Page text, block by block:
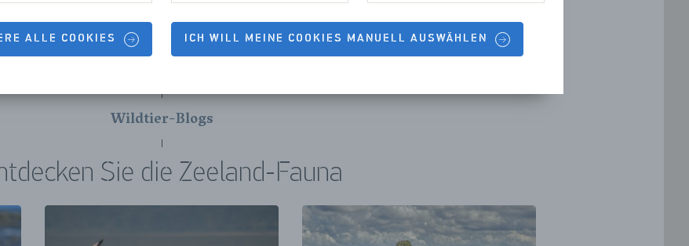
ALLE COOKIES ICH WILL MEINE COOKIES MANUELL AUSWÄHLEN
Wildtier-Blogs
Sie die Zeeland-Fauna